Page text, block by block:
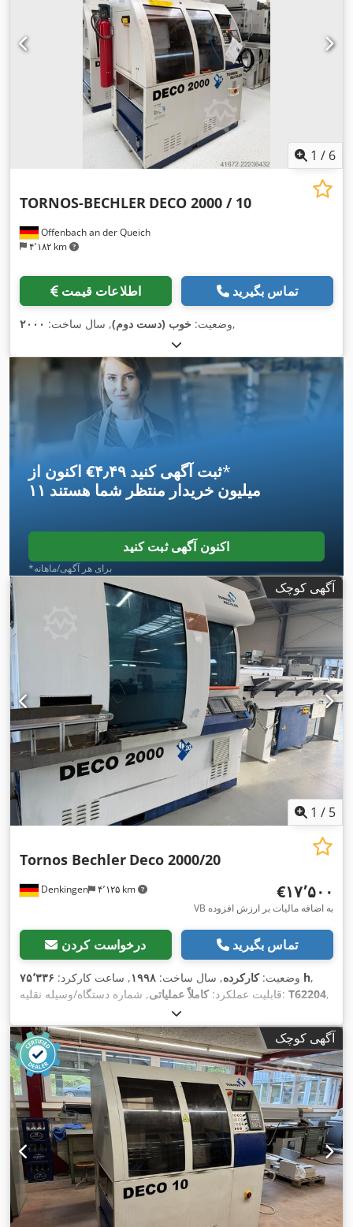
1 / 6
Offenbach an der Queich
۴٬۱۸۲ km
TORNOS-BECHLER DECO 2000 / 10
اطلاعات قیمت تماس بگیرید
وضعیت: خوب (دست دوم), سال ساخت: ۲۰۰۰ ,
اکنون از ‎€۴٫۴۹ ثبت آگهی کنید*
۱۱ میلیون خریدار منتظر شما هستند
اکنون آگهی ثبت کنید
*برای هر آگهی/ماهانه
آگهی کوچک
1 / 5
Denkingen ۴٬۱۲۵ km
Tornos Bechler Deco 2000/20
‎€۱۷٬۵۰۰
VB به اضافه مالیات بر ارزش افزوده
درخواست کردن تماس بگیرید
وضعیت:کارکرده, سال ساخت: ۱۹۹۸, ساعت کارکرد: ۷۵٬۳۳۶ h,
قابلیت عملکرد:کاملاً عملیاتی , شماره دستگاه/وسیله نقلیه: T62204,
آگهی کوچک